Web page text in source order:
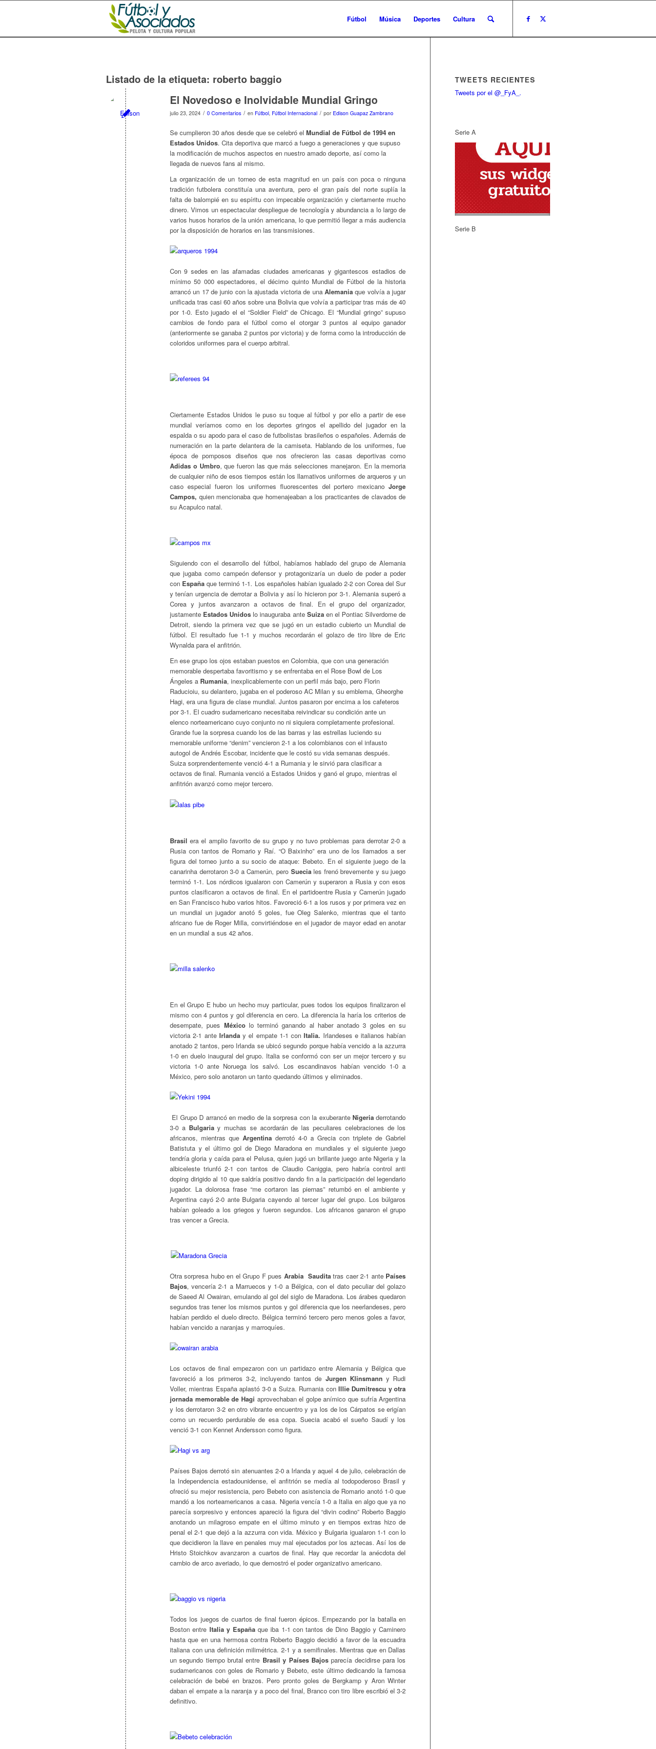
Fútbol Música Deportes Cultura
Listado de la etiqueta: roberto baggio
El Novedoso e Inolvidable Mundial Gringo
julio 23, 2024 / 0 Comentarios / en Fútbol, Fútbol Internacional / por Edison Guapaz Zambrano
Se cumplieron 30 años desde que se celebró el Mundial de Fútbol de 1994 en
Estados Unidos. Cita deportiva que marcó a fuego a generaciones y que supuso
la modificación de muchos aspectos en nuestro amado deporte, así como la
llegada de nuevos fans al mismo.
La organización de un torneo de esta magnitud en un país con poca o ninguna
tradición futbolera constituía una aventura, pero el gran país del norte suplía la
falta de balompié en su espíritu con impecable organización y ciertamente mucho
dinero. Vimos un espectacular despliegue de tecnología y abundancia a lo largo de
varios husos horarios de la unión americana, lo que permitió llegar a más audiencia
por la disposición de horarios en las transmisiones.
Con 9 sedes en las afamadas ciudades americanas y gigantescos estadios de
mínimo 50 000 espectadores, el décimo quinto Mundial de Fútbol de la historia
arrancó un 17 de junio con la ajustada victoria de una Alemaniaque volvía a jugar
unificada tras casi 60 años sobre una Bolivia que volvía a participar tras más de 40
por 1-0. Esto jugado el el “Soldier Field” de Chicago. El “Mundial gringo” supuso
cambios de fondo para el fútbol como el otorgar 3 puntos al equipo ganador
(anteriormente se ganaba 2 puntos por victoria) y de forma como la introducción de
coloridos uniformes para el cuerpo arbitral.
Ciertamente Estados Unidos le puso su toque al fútbol y por ello a partir de ese
mundial veríamos como en los deportes gringos el apellido del jugador en la
espalda o su apodo para el caso de futbolistas brasileños o españoles. Además de
numeración en la parte delantera de la camiseta. Hablando de los uniformes, fue
época de pomposos diseños que nos ofrecieron las casas deportivas como
Adidas o Umbro, que fueron las que más selecciones manejaron. En la memoria
de cualquier niño de esos tiempos están los llamativos uniformes de arqueros y un
caso especial fueron los uniformes fluorescentes del portero mexicanoJorge
Campos, quien mencionaba que homenajeaban a los practicantes de clavados de
su Acapulco natal.
Siguiendo con el desarrollo del fútbol, habíamos hablado del grupo de Alemania
que jugaba como campeón defensor y protagonizaría un duelo de poder a poder
con España que terminó 1-1. Los españoles habían igualado 2-2 con Corea del Sur
y tenían urgencia de derrotar a Bolivia y así lo hicieron por 3-1. Alemania superó a
Corea y juntos avanzaron a octavos de final. En el grupo del organizador,
justamente Estados Unidos lo inauguraba ante Suizaen el Pontiac Silverdome de
Detroit, siendo la primera vez que se jugó en un estadio cubierto un Mundial de
fútbol. El resultado fue 1-1 y muchos recordarán el golazo de tiro libre de Eric
Wynalda para el anfitrión.
En ese grupo los ojos estaban puestos en Colombia, que con una generación
memorable despertaba favoritismo y se enfrentaba en el Rose Bowl de Los
Ángeles a Rumania, inexplicablemente con un perfil más bajo, pero Florin
Raducioiu, su delantero, jugaba en el poderoso AC Milan y su emblema, Gheorghe
Hagi, era una figura de clase mundial. Juntos pasaron por encima a los cafeteros
por 3-1. El cuadro sudamericano necesitaba reivindicar su condición ante un
elenco norteamericano cuyo conjunto no ni siquiera completamente profesional.
Grande fue la sorpresa cuando los de las barras y las estrellas luciendo su
memorable uniforme “denim” vencieron 2-1 a los colombianos con el infausto
autogol de Andrés Escobar, incidente que le costó su vida semanas después.
Suiza sorprendentemente venció 4-1 a Rumania y le sirvió para clasificar a
octavos de final. Rumania venció a Estados Unidos y ganó el grupo, mientras el
anfitrión avanzó como mejor tercero.
Brasil era el amplio favorito de su grupo y no tuvo problemas para derrotar 2-0 a
Rusia con tantos de Romario y Raí. “O Baixinho” era uno de los llamados a ser
figura del torneo junto a su socio de ataque: Bebeto. En el siguiente juego de la
canarinha derrotaron 3-0 a Camerún, pero Sueciales frenó brevemente y su juego
terminó 1-1. Los nórdicos igualaron con Camerún y superaron a Rusia y con esos
puntos clasificaron a octavos de final. En el partidoentre Rusia y Camerún jugado
en San Francisco hubo varios hitos. Favoreció 6-1 a los rusos y por primera vez en
un mundial un jugador anotó 5 goles, fue Oleg Salenko, mientras que el tanto
africano fue de Roger Milla, convirtiéndose en el jugador de mayor edad en anotar
en un mundial a sus 42 años.
En el Grupo E hubo un hecho muy particular, pues todos los equipos finalizaron el
mismo con 4 puntos y gol diferencia en cero. La diferencia la haría los criterios de
desempate, pues Méxicolo terminó ganando al haber anotado 3 goles en su
victoria 2-1 ante Irlanday el empate 1-1 con Italia. Irlandeses e italianos habían
anotado 2 tantos, pero Irlanda se ubicó segundo porque había vencido a la azzurra
1-0 en duelo inaugural del grupo. Italia se conformó con ser un mejor tercero y su
victoria 1-0 ante Noruega los salvó. Los escandinavos habían vencido 1-0 a
México, pero solo anotaron un tanto quedando últimos y eliminados.
El Grupo D arrancó en medio de la sorpresa con la exuberante Nigeriaderrotando
3-0 a Bulgariay muchas se acordarán de las peculiares celebraciones de los
africanos, mientras que Argentina derrotó 4-0 a Grecia con triplete de Gabriel
Batistuta y el último gol de Diego Maradona en mundiales y el siguiente juego
tendría gloria y caída para el Pelusa, quien jugó un brillante juego ante Nigeria y la
albiceleste triunfó 2-1 con tantos de Claudio Caniggia, pero habría control anti
doping dirigido al 10 que saldría positivo dando fin a la participación del legendario
jugador. La dolorosa frase “me cortaron las piernas” retumbó en el ambiente y
Argentina cayó 2-0 ante Bulgaria cayendo al tercer lugar del grupo. Los búlgaros
habían goleado a los griegos y fueron segundos. Los africanos ganaron el grupo
tras vencer a Grecia.
Otra sorpresa hubo en el Grupo F pues Arabia Sauditatras caer 2-1 ante Países
Bajos, vencería 2-1 a Marruecos y 1-0 a Bélgica, con el dato peculiar del golazo
de Saeed Al Owairan, emulando al gol del siglo de Maradona. Los árabes quedaron
segundos tras tener los mismos puntos y gol diferencia que los neerlandeses, pero
habían perdido el duelo directo. Bélgica terminó tercero pero menos goles a favor,
habían vencido a naranjas y marroquíes.
Los octavos de final empezaron con un partidazo entre Alemania y Bélgica que
favoreció a los primeros 3-2, incluyendo tantos de Jurgen Klinsmann y Rudi
Voller, mientras España aplastó 3-0 a Suiza. Rumania con Illie Dumitrescu y otra
jornada memorable de Hagi aprovechaban el golpe anímico que sufría Argentina
y los derrotaron 3-2 en otro vibrante encuentro y ya los de los Cárpatos se erigían
como un recuerdo perdurable de esa copa. Suecia acabó el sueño Saudí y los
venció 3-1 con Kennet Andersson como figura.
Países Bajos derrotó sin atenuantes 2-0 a Irlanda y aquel 4 de julio, celebración de
la Independencia estadounidense, el anfitrión se medía al todopoderoso Brasil y
ofreció su mejor resistencia, pero Bebeto con asistencia de Romario anotó 1-0 que
mandó a los norteamericanos a casa. Nigeria vencía 1-0 a Italia en algo que ya no
parecía sorpresivo y entonces apareció la figura del “divin codino” Roberto Baggio
anotando un milagroso empate en el último minuto y en tiempos extras hizo de
penal el 2-1 que dejó a la azzurra con vida. México y Bulgaria igualaron 1-1 con lo
que decidieron la llave en penales muy mal ejecutados por los aztecas. Así los de
Hristo Stoichkov avanzaron a cuartos de final. Hay que recordar la anécdota del
cambio de arco averiado, lo que demostró el poder organizativo americano.
Todos los juegos de cuartos de final fueron épicos. Empezando por la batalla en
Boston entre Italia y Españaque iba 1-1 con tantos de Dino Baggio y Caminero
hasta que en una hermosa contra Roberto Baggio decidió a favor de la escuadra
italiana con una definición milimétrica. 2-1 y a semifinales. Mientras que en Dallas
un segundo tiempo brutal entre Brasil y Países Bajosparecía decidirse para los
sudamericanos con goles de Romario y Bebeto, este último dedicando la famosa
celebración de bebé en brazos. Pero pronto goles de Bergkamp y Aron Winter
daban el empate a la naranja y a poco del final, Branco con tiro libre escribió el 3-2
definitivo.
TWEETS RECIENTES
Tweets por el @_FyA_.
Serie A
Serie B